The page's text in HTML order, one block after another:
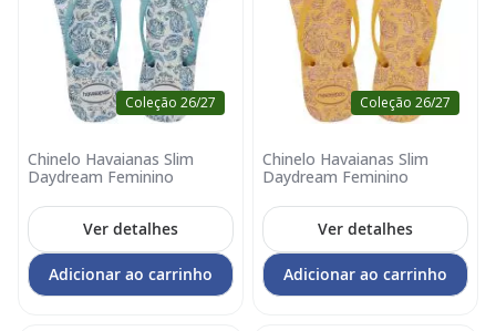
Coleção 26/27
Chinelo Havaianas Slim
Daydream Feminino
Ver detalhes
Adicionar ao carrinho
Coleção 26/27
Chinelo Havaianas Slim
Daydream Feminino
Ver detalhes
Adicionar ao carrinho